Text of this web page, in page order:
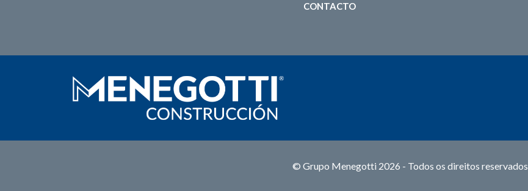
CONTACTO
© Grupo Menegotti 2026 - Todos os direitos reservados